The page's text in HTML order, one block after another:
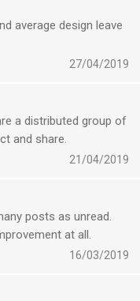
average design leave
27/04/2019
a distributed group of
and share.
21/04/2019
posts as unread.
at all.
16/03/2019